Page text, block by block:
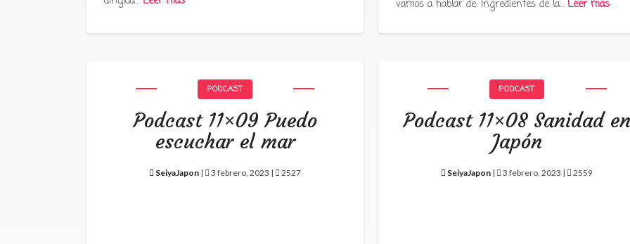
vamos a hablar de: Ingredientes de la…Leer más
PODCAST
Podcast 11×09 Puedo
escuchar el mar
SeiyaJapon | 3 febrero, 2023 | 2527
PODCAST
Podcast 11×08 Sanidad en
Japón
SeiyaJapon | 3 febrero, 2023 | 2559